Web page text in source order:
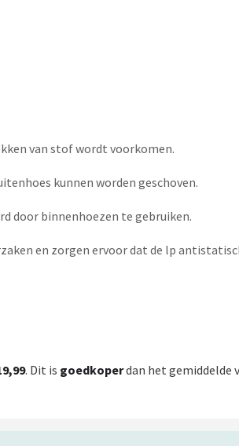
van stof wordt voorkomen.
kunnen worden geschoven.
door binnenhoezen te gebruiken.
en zorgen ervoor dat de lp
. Dit is goedkoperdan het gemiddelde